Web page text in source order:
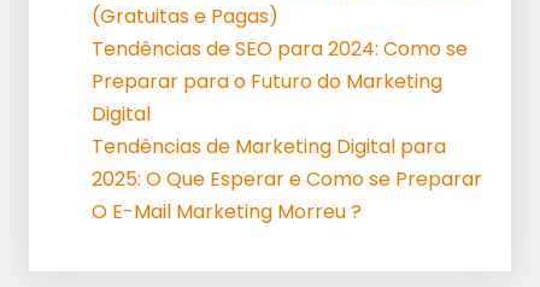
(Gratuitas e Pagas)
Tendências de SEO para 2024: Como se
Preparar para o Futuro do Marketing
Digital
Tendências de Marketing Digital para
2025: O Que Esperar e Como se Preparar
O E-Mail Marketing Morreu ?